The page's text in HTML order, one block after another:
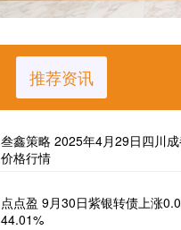
推荐资讯
叁鑫策略 2025年4月29日四川
价格行情
点点盈 9月30日紫银转债上涨
44.01%